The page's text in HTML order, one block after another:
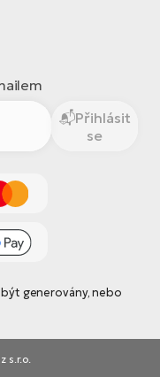
Přihlásit
se
generovány, nebo
s.r.o.